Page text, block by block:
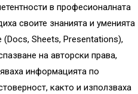
в професионалната
своите знанията и уменията
(Docs, Sheets, Presentations),
на авторски права,
информацията по
както и използваха